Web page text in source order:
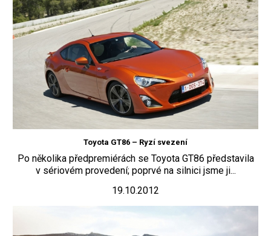
Toyota GT86 – Ryzí svezení
Po několika předpremiérách se Toyota GT86 představila
v sériovém provedení; poprvé na silnici jsme ji...
19.10.2012